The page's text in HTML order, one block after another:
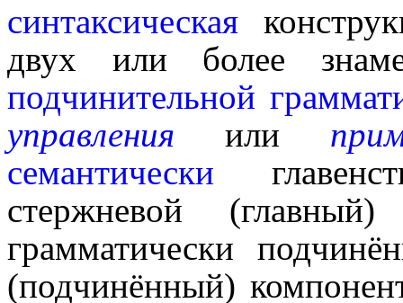
синтаксическая
двух или более
подчинительной
управления или
семантически
стержневой (главный)
грамматически
(подчинён­ный)